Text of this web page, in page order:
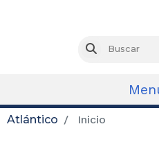
Buscar
Atlántico Inicio